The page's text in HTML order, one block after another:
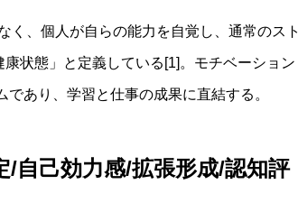
く、個人が自らの能力を自覚し、通常のスト
状態」と定義している[1]。モチベーション
であり、学習と仕事の成果に直結する。
/自己効力感/拡張形成/認知評